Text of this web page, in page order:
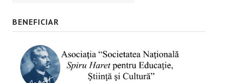
BENEFICIAR